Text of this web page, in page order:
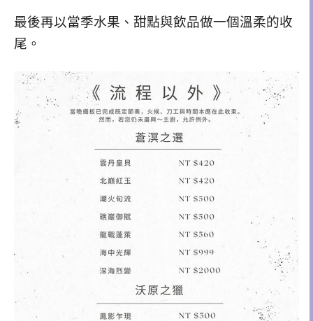
最後再以當季水果、甜點與飲品做一個溫柔的收
尾。